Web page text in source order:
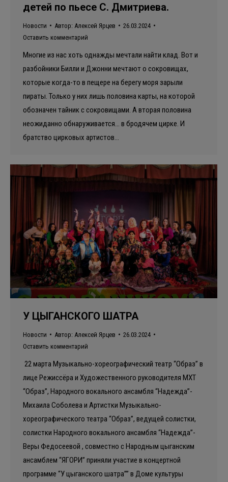
детей по пьесе С. Дмитриева.
Новости Автор: Алексей Ярцев
26.03.2024
Оставить комментарий
Многие из нас хоть однажды мечтали найти клад. Вот и
разбойники Билли и Джонни мечтают о сокровищах,
которые когда-то в пещере на берегу моря зарыли
пираты. Только у них лишь половина карты, на которой
обозначен тайник с сокровищами. А вторая половина
неожиданно обнаруживается… в бродячем цирке. И
братство цирковых артистов…
У ЦЫГАНСКОГО ШАТРА
Новости Автор: Алексей Ярцев
26.03.2024
Оставить комментарий
22 марта Музыкально-хореографический театр “Образ” в
лице Режиссёра и Художественного руководителя МХТ
“Образ”, Народного вокального ансамбля “Надежда”-
Михаила Соболева и Артистки Музыкально-
хореографического театра “Образ”, ведущей солистки,
солистки Народного вокального ансамбля “Надежда”-
Веры Федосеевой , совместно с Народным цыганским
ансамблем “ЯГОРИ” приняли участие в концертной
программе “У цыганского шатра”” в Доме культуры